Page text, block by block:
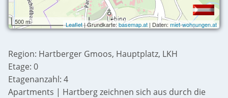
500 m Leaflet| Grundkarte:basemap.at| Daten: miet-wohnungen.at
Region: Hartberger Gmoos, Hauptplatz, LKH
Etage: 0
Etagenanzahl: 4
Apartments | Hartberg zeichnen sich aus durch die